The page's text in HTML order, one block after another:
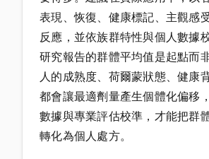
表現、恢復、健康標記、主觀感
反應，並依族群特性與個人數據
研究報告的群體平均值是起點而
人的成熟度、荷爾蒙狀態、健康
都會讓最適劑量產生個體化偏移
數據與專業評估校準，才能把群
轉化為個人處方。